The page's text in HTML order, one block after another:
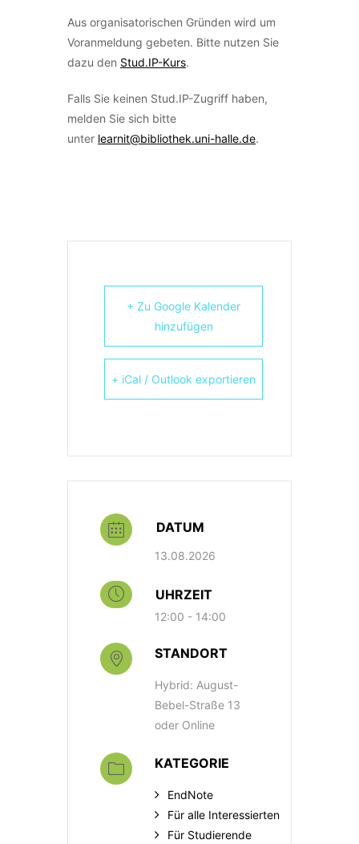
Aus organisatorischen Gründen wird um
Voranmeldung gebeten. Bitte nutzen Sie
dazu den Stud.IP-Kurs.
Falls Sie keinen Stud.IP-Zugriff haben,
melden Sie sich bitte
unter learnit@bibliothek.uni-halle.de.
+ Zu Google Kalender
hinzufügen
+ iCal / Outlook exportieren
DATUM
13.08.2026
UHRZEIT
12:00 - 14:00
STANDORT
Hybrid: August-
Bebel-Straße 13
oder Online
KATEGORIE
EndNote
Für alle Interessierten
Für Studierende